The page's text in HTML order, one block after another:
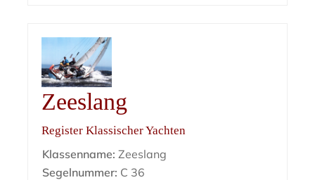
Zeeslang
Register Klassischer Yachten
Klassenname: Zeeslang
Segelnummer: C 36